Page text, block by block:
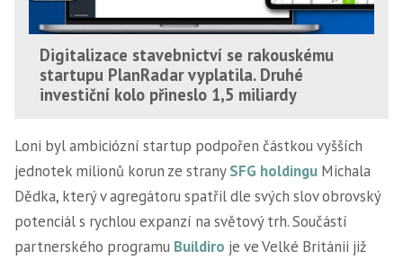
Digitalizace stavebnictví se rakouskému
startupu PlanRadar vyplatila. Druhé
investiční kolo přineslo 1,5 miliardy
Loni byl ambiciózní startup podpořen částkou vyšších
jednotek milionů korun ze stranySFG holdingu Michala
Dědka, který v agregátoru spatřil dle svých slov obrovský
potenciál s rychlou expanzí na světový trh. Součástí
partnerského programu Buildiro je ve Velké Británii již